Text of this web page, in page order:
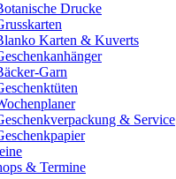
Drucke
Karten & Kuverts
Garn
& Service
& Termine